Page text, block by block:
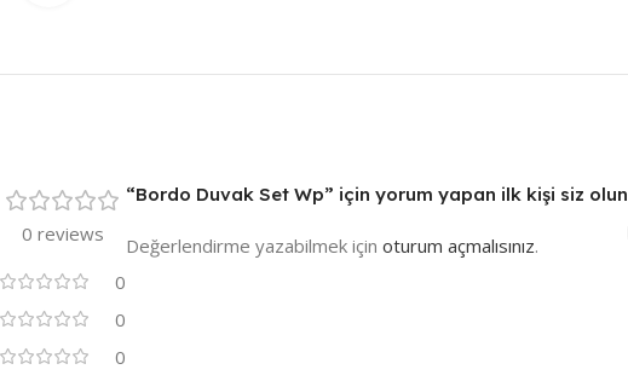
0 reviews
0
0
0
“Bordo Duvak Set Wp” için yorum yapan ilk kişi siz olun
Değerlendirme yazabilmek için oturum açmalısınız.